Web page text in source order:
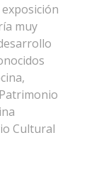
muy
Cultural